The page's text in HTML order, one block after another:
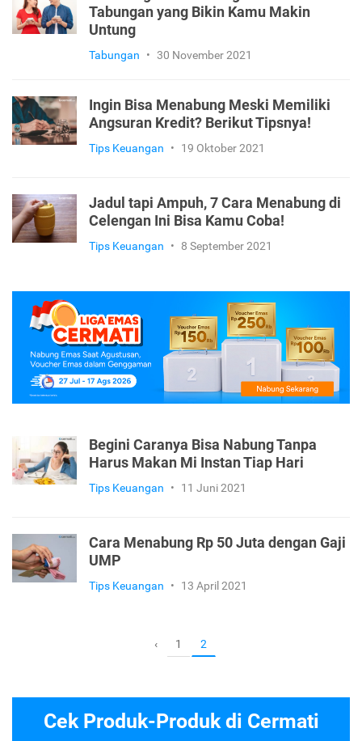
Tabungan yang Bikin Kamu Makin
Untung
Tabungan • 30 November 2021
Ingin Bisa Menabung Meski Memiliki
Angsuran Kredit? Berikut Tipsnya!
Tips Keuangan • 19 Oktober 2021
Jadul tapi Ampuh, 7 Cara Menabung di
Celengan Ini Bisa Kamu Coba!
Tips Keuangan • 8 September 2021
Begini Caranya Bisa Nabung Tanpa
Harus Makan Mi Instan Tiap Hari
Tips Keuangan • 11 Juni 2021
Cara Menabung Rp 50 Juta dengan Gaji
UMP
Tips Keuangan • 13 April 2021
‹ 1 2
Cek Produk-Produk di Cermati